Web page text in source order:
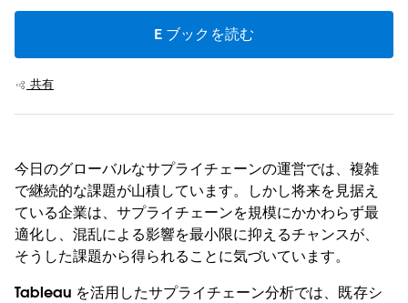
に
動
E ブックを読む
共有
今日のグローバルなサプライチェーンの運営では、複雑
で継続的な課題が山積しています。しかし将来を見据え
ている企業は、サプライチェーンを規模にかかわらず最
適化し、混乱による影響を最小限に抑えるチャンスが、
そうした課題から得られることに気づいています。
Tableau を活用したサプライチェーン分析では、既存シ